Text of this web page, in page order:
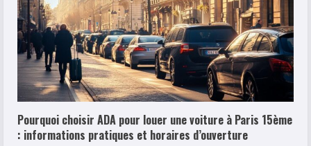
Pourquoi choisir ADA pour louer une voiture à Paris 15ème
: informations pratiques et horaires d’ouverture